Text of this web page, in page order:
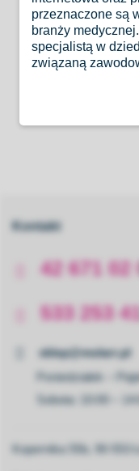
8 wierteł, 3 klucze;
Zestaw: 145
Kontakt
42 671 02
533 253
sklep@molarr.pl
Poniedziałek –
Sobota: 10:00 –
Kopernika 55b, 90-553
przeznaczone są
branży
specjalistą w
związaną